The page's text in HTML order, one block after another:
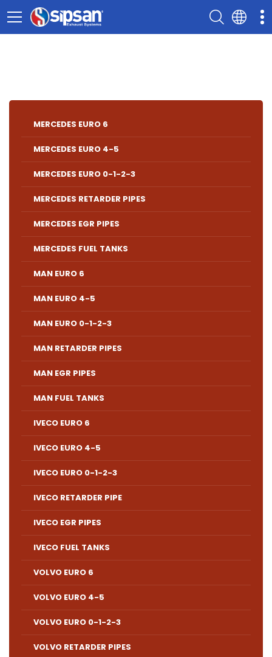
MERCEDES EURO 6
MERCEDES EURO 4-5
MERCEDES EURO 0-1-2-3
MERCEDES RETARDER PIPES
MERCEDES EGR PIPES
MERCEDES FUEL TANKS
MAN EURO 6
MAN EURO 4-5
MAN EURO 0-1-2-3
MAN RETARDER PIPES
MAN EGR PIPES
MAN FUEL TANKS
IVECO EURO 6
IVECO EURO 4-5
IVECO EURO 0-1-2-3
IVECO RETARDER PIPE
IVECO EGR PIPES
IVECO FUEL TANKS
VOLVO EURO 6
VOLVO EURO 4-5
VOLVO EURO 0-1-2-3
VOLVO RETARDER PIPES